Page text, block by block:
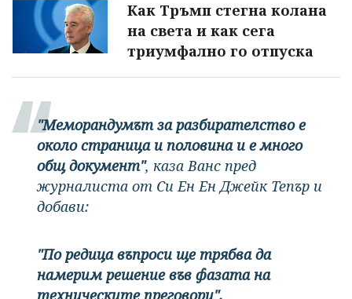
Как Тръмп стегна колана
на света и как сега
триумфално го отпуска
"Меморандумът за разбирателство е
около страница и половина и е много
общ документ", каза Ванс пред
журналиста от Си Ен Ен Джейк Тепър и
добави:
"По редица въпроси ще трябва да
намерим решение във фазата на